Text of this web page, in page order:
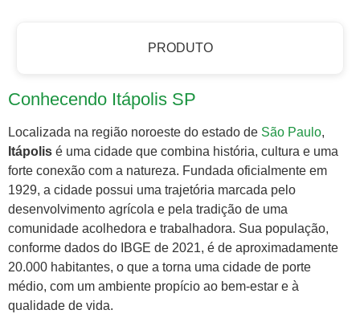
PRODUTO
Conhecendo Itápolis SP
Localizada na região noroeste do estado de São Paulo,
Itápolis é uma cidade que combina história, cultura e uma
forte conexão com a natureza. Fundada oficialmente em
1929, a cidade possui uma trajetória marcada pelo
desenvolvimento agrícola e pela tradição de uma
comunidade acolhedora e trabalhadora. Sua população,
conforme dados do IBGE de 2021, é de aproximadamente
20.000 habitantes, o que a torna uma cidade de porte
médio, com um ambiente propício ao bem-estar e à
qualidade de vida.